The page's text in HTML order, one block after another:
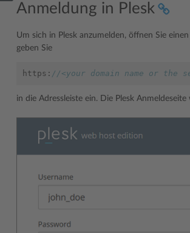
Anmeldung in Plesk
Um sich in Plesk anzumelden, öffnen Sie
geben Sie
https : //<your domain name or the
in die Adressleiste ein. Die Plesk